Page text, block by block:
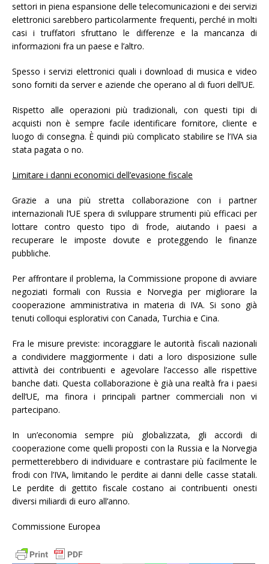
settori in piena espansione delle telecomunicazioni e dei servizi
elettronici sarebbero particolarmente frequenti, perché in molti
casi i truffatori sfruttano le differenze e la mancanza di
informazioni fra un paese e l’altro.
Spesso i servizi elettronici quali i download di musica e video
sono forniti da server e aziende che operano al di fuori dell’UE.
Rispetto alle operazioni più tradizionali, con questi tipi di
acquisti non è sempre facile identificare fornitore, cliente e
luogo di consegna. È quindi più complicato stabilire se l’IVA sia
stata pagata o no.
Limitare i danni economici dell’evasione fiscale
Grazie a una più stretta collaborazione con i partner
internazionali l’UE spera di sviluppare strumenti più efficaci per
lottare contro questo tipo di frode, aiutando i paesi a
recuperare le imposte dovute e proteggendo le finanze
pubbliche.
Per affrontare il problema, la Commissione propone di avviare
negoziati formali con Russia e Norvegia per migliorare la
cooperazione amministrativa in materia di IVA. Si sono già
tenuti colloqui esplorativi con Canada, Turchia e Cina.
Fra le misure previste: incoraggiare le autorità fiscali nazionali
a condividere maggiormente i dati a loro disposizione sulle
attività dei contribuenti e agevolare l’accesso alle rispettive
banche dati. Questa collaborazione è già una realtà fra i paesi
dell’UE, ma finora i principali partner commerciali non vi
partecipano.
In un’economia sempre più globalizzata, gli accordi di
cooperazione come quelli proposti con la Russia e la Norvegia
permetterebbero di individuare e contrastare più facilmente le
frodi con l’IVA, limitando le perdite ai danni delle casse statali.
Le perdite di gettito fiscale costano ai contribuenti onesti
diversi miliardi di euro all’anno.
Commissione Europea